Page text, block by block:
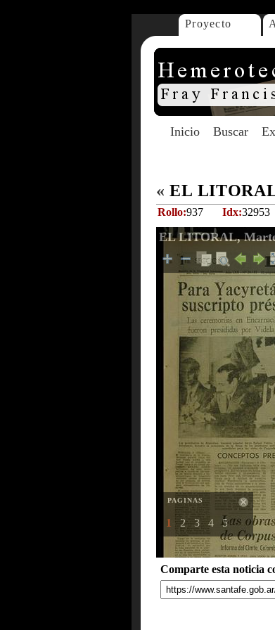
Proyecto
Inicio Buscar
« EL
Rollo:937 Idx:32953
EL LITORAL,
PAGINAS
1 2 3 4 5
Comparte esta noticia